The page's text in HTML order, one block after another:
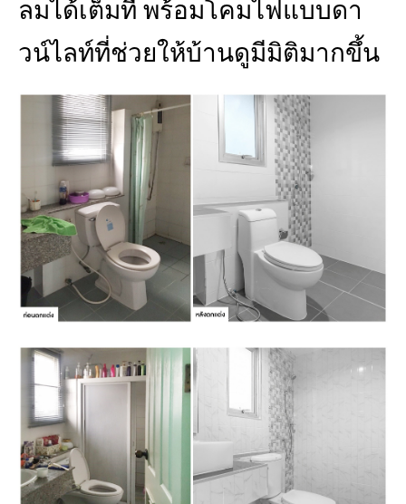
ลมได้เต็มที่ พร้อมโคมไฟแบบดา
วน์ไลท์ที่ช่วยให้บ้านดูมีมิติมากขึ้น